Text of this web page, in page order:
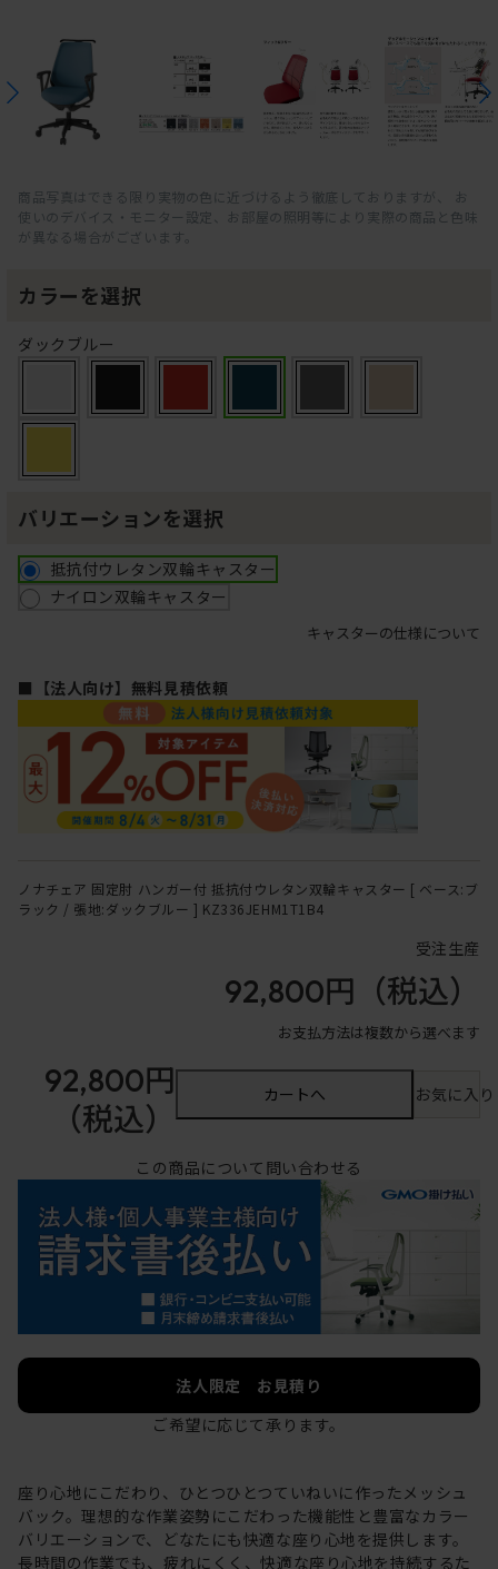
商品写真はできる限り実物の色に近づけるよう徹底しておりますが、 お
使いのデバイス・モニター設定、お部屋の照明等により実際の商品と色味
が異なる場合がございます。
カラーを選択
ダックブルー
バリエーションを選択
抵抗付ウレタン双輪キャスター
ナイロン双輪キャスター
キャスターの仕様について
■【法人向け】無料見積依頼
ノナチェア 固定肘 ハンガー付 抵抗付ウレタン双輪キャスター [ ベース:ブ
ラック / 張地:ダックブルー ] KZ336JEHM1T1B4
受注生産
92,800円 （税込）
お支払方法は複数から選べます
92,800円
（税込）
カートへ お気に入
この商品について問い合わせる
法人限定 お見積り
ご希望に応じて承ります。
座り心地にこだわり、ひとつひとつていねいに作ったメッシュ
バック。理想的な作業姿勢にこだわった機能性と豊富なカラー
バリエーションで、どなたにも快適な座り心地を提供します。
長時間の作業でも、疲れにくく、快適な座り心地を持続するた